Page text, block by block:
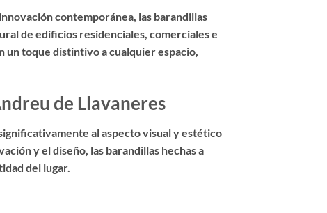
contemporánea, las barandillas
de edificios residenciales, comerciales e
un toque distintivo a cualquier espacio,
de Llavaneres
al aspecto visual y estético
y el diseño, las barandillas hechas a
del lugar.